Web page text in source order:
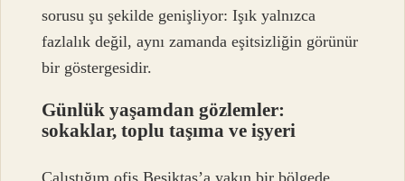
sorusu şu şekilde genişliyor: Işık yalnızca
fazlalık değil, aynı zamanda eşitsizliğin görünür
bir göstergesidir.
Günlük yaşamdan gözlemler:
sokaklar, toplu taşıma ve işyeri
Çalıştığım ofis Beşiktaş’a yakın bir bölgede.